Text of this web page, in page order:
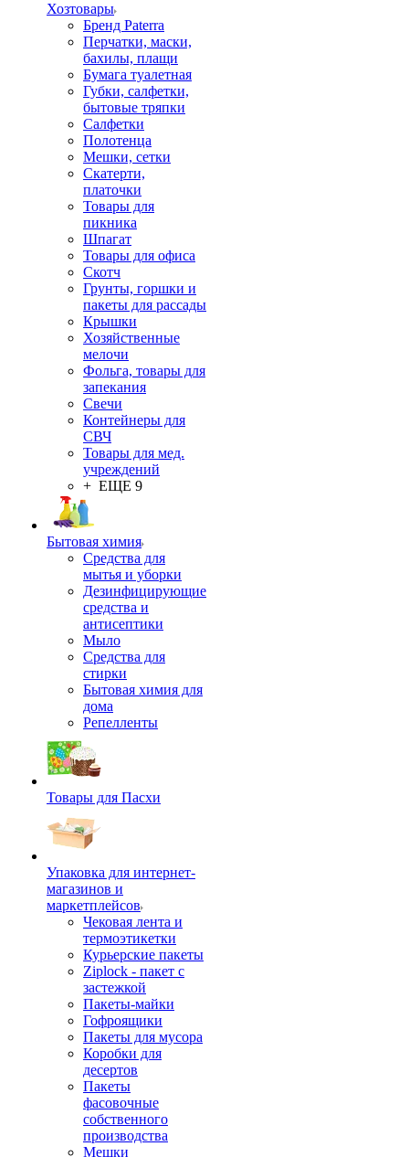
Хозтовары
Бренд Paterra
Перчатки, маски,
бахилы, плащи
Бумага туалетная
Губки, салфетки,
бытовые тряпки
Салфетки
Полотенца
Мешки, сетки
Скатерти,
платочки
Товары для
пикника
Шпагат
Товары для офиса
Скотч
Грунты, горшки и
пакеты для рассады
Крышки
Хозяйственные
мелочи
Фольга, товары для
запекания
Свечи
Контейнеры для
СВЧ
Товары для мед.
учреждений
+ ЕЩЕ 9
Бытовая химия
Средства для
мытья и уборки
Дезинфицирующие
средства и
антисептики
Мыло
Средства для
стирки
Бытовая химия для
дома
Репелленты
Товары для Пасхи
Упаковка для интернет-
магазинов и
маркетплейсов
Чековая лента и
термоэтикетки
Курьерские пакеты
Ziplock - пакет с
застежкой
Пакеты-майки
Гофроящики
Пакеты для мусора
Коробки для
десертов
Пакеты
фасовочные
собственного
производства
Мешки